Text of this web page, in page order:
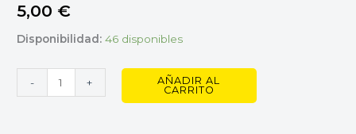
5,00 €
Disponibilidad: 46 disponibles
- +
AÑADIR AL
CARRITO